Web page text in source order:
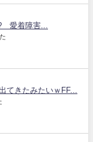
愛着障害...
てきたみたいｗFF...